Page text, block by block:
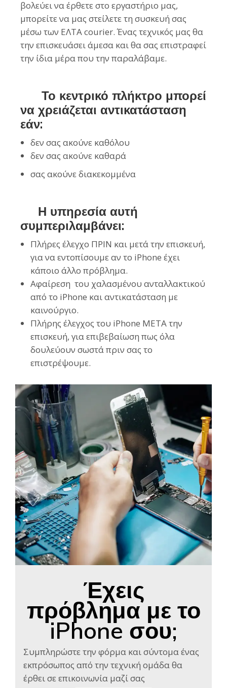
βολεύει να έρθετε στο εργαστήριο μας,
μπορείτε να μας στείλετε τη συσκευή σας
μέσω των ΕΛΤΑ courier. Ένας τεχνικός μας θα
την επισκευάσει άμεσα και θα σας επιστραφεί
την ίδια μέρα που την παραλάβαμε.
Το κεντρικό πλήκτρο μπορεί
να χρειάζεται αντικατάσταση
εάν:
δεν σας ακούνε καθόλου
δεν σας ακούνε καθαρά
σας ακούνε διακεκομμένα
Η υπηρεσία αυτή
συμπεριλαμβάνει:
Πλήρες έλεγχο ΠΡΙΝ και μετά την επισκευή,
για να εντοπίσουμε αν το iPhone έχει
κάποιο άλλο πρόβλημα.
Αφαίρεση του χαλασμένου ανταλλακτικού
από το iPhone και αντικατάσταση με
καινούργιο.
Πλήρης έλεγχος του iPhone ΜΕΤΑ την
επισκευή, για επιβεβαίωση πως όλα
δουλεύουν σωστά πριν σας το
επιστρέψουμε.
Έχεις
πρόβλημα με το
iPhone σου;
Συμπληρώστε την φόρμα και σύντομα ένας
εκπρόσωπος από την τεχνική ομάδα θα
έρθει σε επικοινωνία μαζί σας​